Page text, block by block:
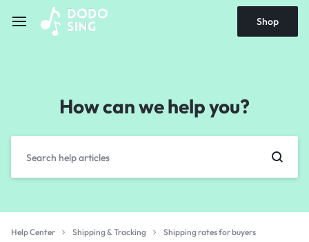
Shop
How can we help you?
Help Center Shipping & Tracking Shipping rates for buyers